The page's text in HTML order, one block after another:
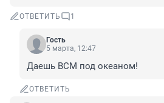
ОТВЕТИТЬ 1
Гость
5 марта, 12:47
Даешь ВСМ под океаном!
ОТВЕТИТЬ